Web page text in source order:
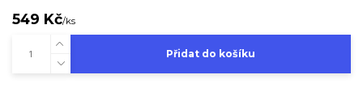
549 Kč/ks
Přidat do košíku